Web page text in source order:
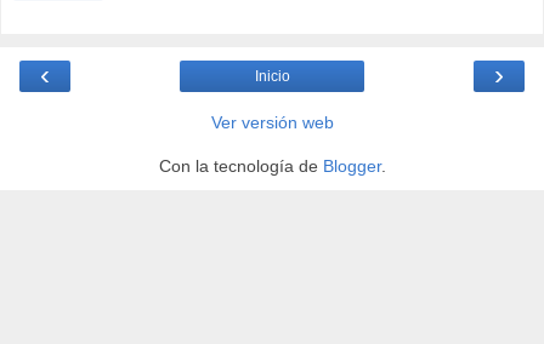
‹ ›
Inicio
Ver versión web
Con la tecnología de Blogger.